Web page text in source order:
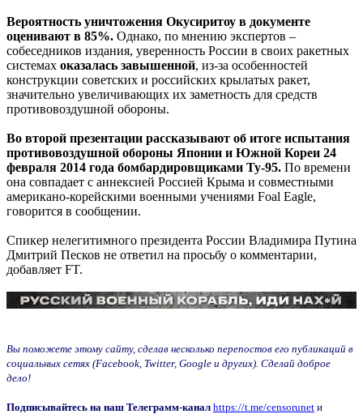
Вероятность уничтожения Окусиритоу в документе
оценивают в 85%. Однако, по мнению экспертов –
собеседников издания, уверенность России в своих ракетных
системах оказалась завышенной, из-за особенностей
конструкции советских и российских крылатых ракет,
значительно увеличивающих их заметность для средств
противовоздушной обороны.
Во второй презентации рассказывают об итоге испытания
противовоздушной обороны Японии и Южной Кореи 24
февраля 2014 года бомбардировщиками Ту-95. По времени
она совпадает с аннексией Россией Крыма и совместными
американо-корейскими военными учениями Foal Eagle,
говорится в сообщении.
Спикер нелегитимного президента России Владимира Путина
Дмитрий Песков не ответил на просьбу о комментарии,
добавляет FT.
Вы поможете этому сайту, сделав несколько перепостов его публикаций в
социальных сетях (Facebook, Twitter, Google и других). Сделай доброе
дело!
Подписывайтесь на наш Телеграмм-канал https://t.me/censorunet и